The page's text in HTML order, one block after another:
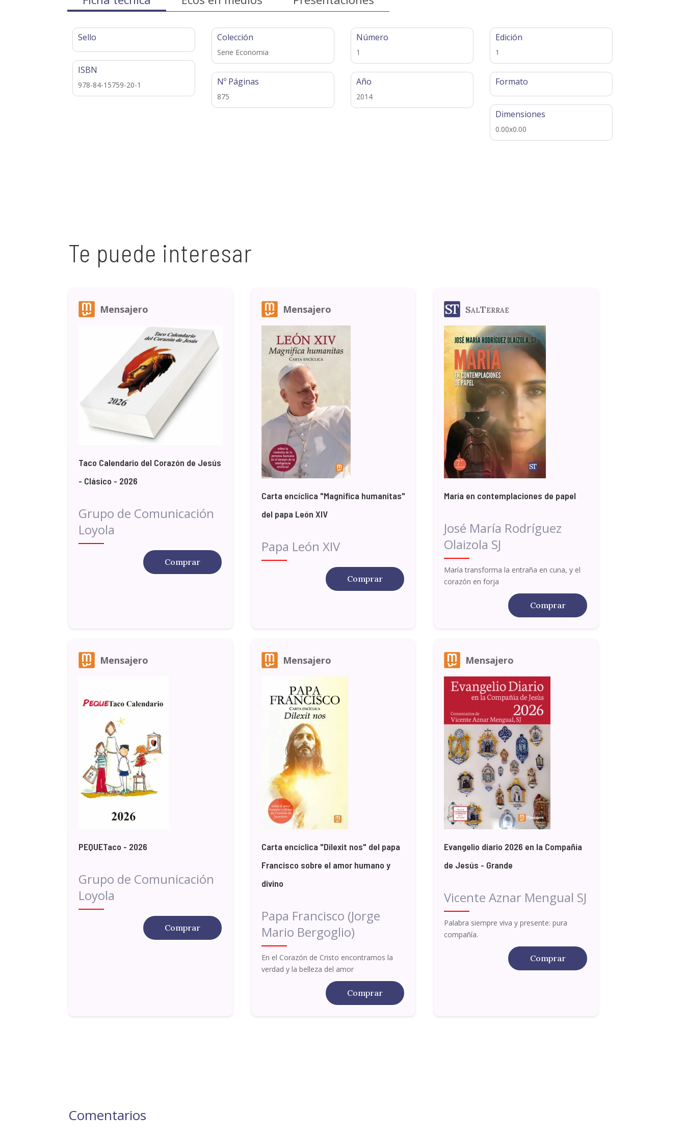
Sello
ISBN
978-84-15759-20-1
Colección
Serie Economia
Nº Páginas
875
Número
1
Año
2014
Edición
1
Formato
Dimensiones
0.00x0.00
Te puede interesar
Mensajero
Taco Calendario del Corazón de Jesús
- Clásico - 2026
Grupo de Comunicación
Loyola
Comprar
Mensajero
Carta encíclica "Magnifica humanitas"
del papa León XIV
Papa León XIV
Comprar
SalTerrae
María en contemplaciones de papel
José María Rodríguez
Olaizola SJ
María transforma la entraña en cuna, y el
corazón en forja
Comprar
Mensajero
PEQUETaco - 2026
Grupo de Comunicación
Loyola
Comprar
Mensajero
Carta encíclica "Dilexit nos" del papa
Francisco sobre el amor humano y
divino
Papa Francisco (Jorge
Mario Bergoglio)
En el Corazón de Cristo encontramos la
verdad y la belleza del amor
Comprar
Mensajero
Evangelio diario 2026 en la Compañía
de Jesús - Grande
Vicente Aznar Mengual SJ
Palabra siempre viva y presente: pura
compañía.
Comprar
Comentarios